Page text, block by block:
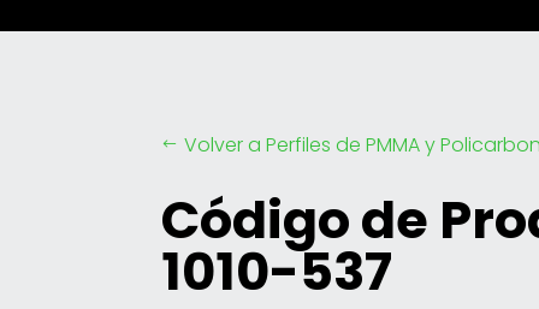
# Volver a Perfiles de PMMA y
Código de
1010-537